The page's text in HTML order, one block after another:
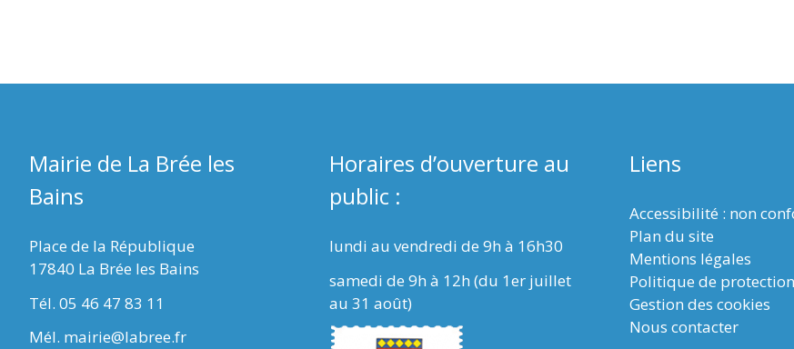
Mairie de La Brée les
Bains
Place de la République
17840 La Brée les Bains
Tél. 05 46 47 83 11
Mél. mairie@labree.fr
Horaires d’ouverture au
public :
lundi au vendredi de 9h à 16h30
samedi de 9h à 12h (du 1er juillet
au 31 août)
Liens
Accessibilité : non
Plan du site
Mentions légales
Politique de
Gestion des cookies
Nous contacter